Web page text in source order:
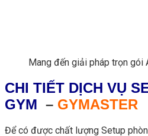
Mang đến giải pháp trọn gói
CHI TIẾT DỊCH VỤ
GYM – GYMASTER
Để có được chất lượng Setup